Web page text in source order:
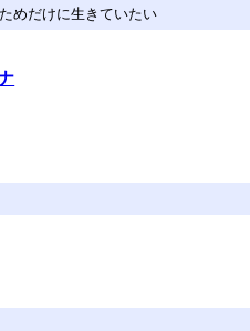
めだけに生きていたい